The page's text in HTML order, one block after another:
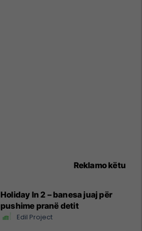
Reklamo këtu
Holiday In 2 – banesa juaj për
pushime pranë detit
Edil Project